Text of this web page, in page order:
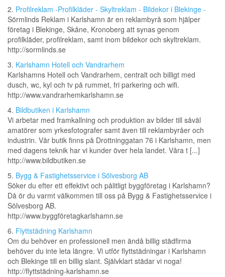
2. Profilreklam -Profilkläder - Skyltreklam - Bildekor i Blekinge -
Sörmlinds Reklam i Karlshamn är en reklambyrå som hjälper
företag i Blekinge, Skåne, Kronoberg att synas genom
profilkläder, profilreklam, samt inom bildekor och skyltreklam.
http://sormlinds.se
3. Karlshamn Hotell och Vandrarhem
Karlshamns Hotell och Vandrarhem, centralt och billigt med
dusch, wc, kyl och tv på rummet, fri parkering och wifi.
http://www.vandrarhemkarlshamn.se
4. Bildbutiken i Karlshamn
Vi arbetar med framkallning och produktion av bilder till såväl
amatörer som yrkesfotografer samt även till reklambyråer och
industrin. Vår butik finns på Drottninggatan 76 i Karlshamn, men
med dagens teknik har vi kunder över hela landet. Våra t [...]
http://www.bildbutiken.se
5. Bygg & Fastighetsservice i Sölvesborg AB
Söker du efter ett effektivt och pålitligt byggföretag i Karlshamn?
Då ör du varmt välkommen till oss på Bygg & Fastighetsservice i
Sölvesborg AB.
http://www.byggföretagkarlshamn.se
6. Flyttstädning Karlshamn
Om du behöver en professionell men ändå billig städfirma
behöver du inte leta längre. Vi utför flyttstädningar i Karlshamn
och Blekinge till en billig slant. Självklart städar vi noga!
http://flyttstädning-karlshamn.se